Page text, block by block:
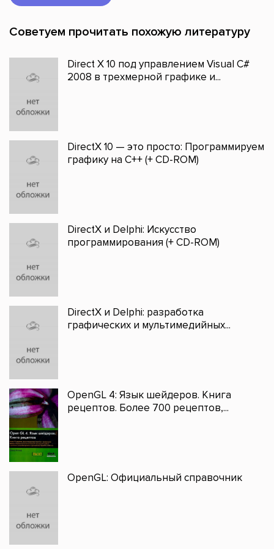
Советуем прочитать похожую литературу
Direct X 10 под управлением Visual C#
2008 в трехмерной графике и...
DirectX 10 — это просто: Программируем
графику на С++ (+ CD-ROM)
DirectX и Delphi: Искусство
программирования (+ CD-ROM)
DirectX и Delphi: разработка
графических и мультимедийных...
OpenGL 4: Язык шейдеров. Книга
рецептов. Более 700 рецептов,...
OpenGL: Официальный справочник